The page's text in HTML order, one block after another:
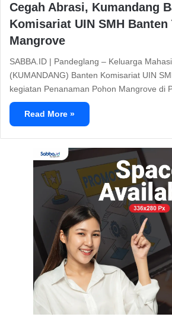
Cegah Abrasi, Kumandang
Komisariat UIN SMH Banten
Mangrove
SABBA.ID | Pandeglang – Keluarga
(KUMANDANG) Banten Komisariat UIN
kegiatan Penanaman Pohon Mangrove di
Read More »